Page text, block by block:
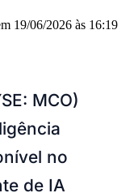
MarcoCidades da
Maria Helena
ReginaliceJardim São
Silveira
OsascoParque dos
Parque Viana
Vila Boa Vista
19/06/2026 às 16:19
MCO)
no
de IA